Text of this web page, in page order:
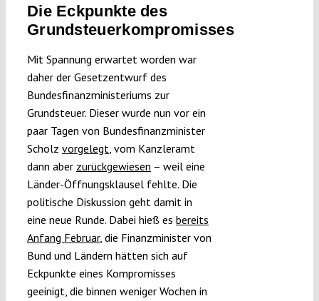
Die Eckpunkte des
Grundsteuerkompromisses
Mit Spannung erwartet worden war
daher der Gesetzentwurf des
Bundesfinanzministeriums zur
Grundsteuer. Dieser wurde nun vor ein
paar Tagen von Bundesfinanzminister
Scholz vorgelegt, vom Kanzleramt
dann aber zurückgewiesen – weil eine
Länder-Öffnungsklausel fehlte. Die
politische Diskussion geht damit in
eine neue Runde. Dabei hieß es bereits
Anfang Februar, die Finanzminister von
Bund und Ländern hätten sich auf
Eckpunkte eines Kompromisses
geeinigt, die binnen weniger Wochen in